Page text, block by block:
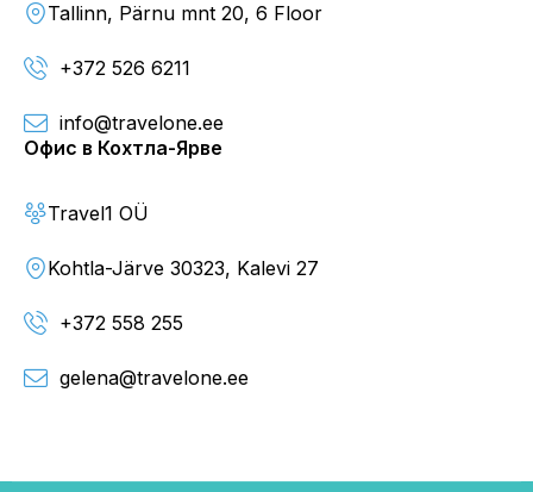
Tallinn, Pärnu mnt 20, 6 Floor
+372 526 6211
info@travelone.ee
Офис в Кохтла-Ярве
Travel1 OÜ
Kohtla-Järve 30323, Kalevi 27
+372 558 255
gelena@travelone.ee